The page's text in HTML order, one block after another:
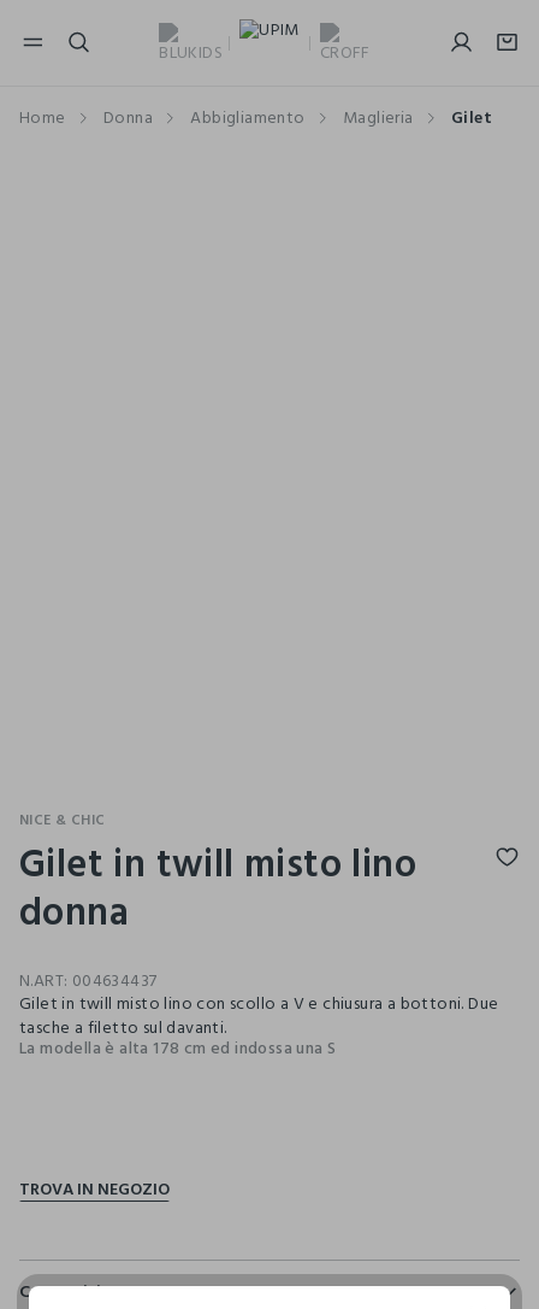
NAVIGATION.ARIA.GOTOMAINCONTENT
Home Donna Abbigliamento Maglieria Gilet
NICE & CHIC
Gilet in twill misto lino
donna
N.ART: 004634437
Gilet in twill misto lino con scollo a V e chiusura a bottoni. Due
tasche a filetto sul davanti.
La modella è alta 178 cm ed indossa una S
Composizione e cura